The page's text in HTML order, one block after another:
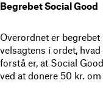
Begrebet Social Good
Overordnet er
velsagtens i ordet,
forstå er, at Social
ved at donere 50 kr.